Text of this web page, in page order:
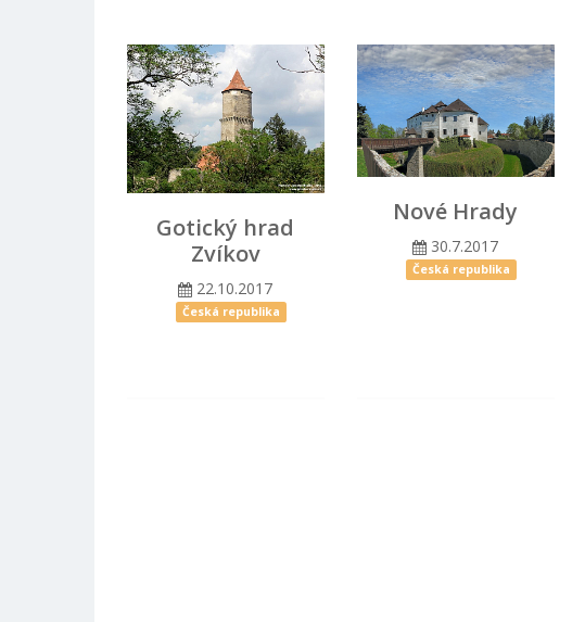
Gotický hrad
Zvíkov
22.10.2017
Česká republika
Nové Hrady
30.7.2017
Česká republika